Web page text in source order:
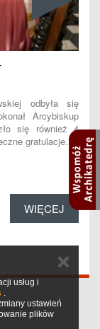
odbyła się
Arcybiskup
się również 4
gratulacje…
WIĘCEJ
usług i
.
ustawień
plików
✕